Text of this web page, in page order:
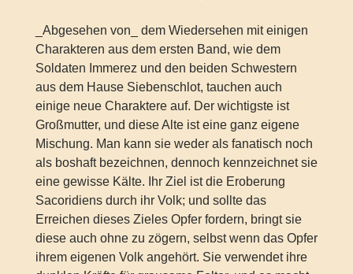
_Abgesehen von_ dem Wiedersehen mit einigen
Charakteren aus dem ersten Band, wie dem
Soldaten Immerez und den beiden Schwestern
aus dem Hause Siebenschlot, tauchen auch
einige neue Charaktere auf. Der wichtigste ist
Großmutter, und diese Alte ist eine ganz eigene
Mischung. Man kann sie weder als fanatisch noch
als boshaft bezeichnen, dennoch kennzeichnet sie
eine gewisse Kälte. Ihr Ziel ist die Eroberung
Sacoridiens durch ihr Volk; und sollte das
Erreichen dieses Zieles Opfer fordern, bringt sie
diese auch ohne zu zögern, selbst wenn das Opfer
ihrem eigenen Volk angehört. Sie verwendet ihre